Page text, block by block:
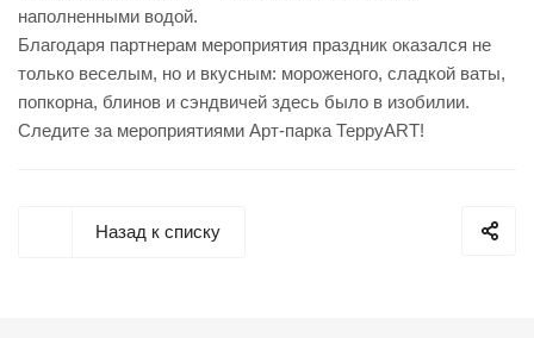
наполненными водой.
Благодаря партнерам мероприятия праздник оказался не
только веселым, но и вкусным: мороженого, сладкой ваты,
попкорна, блинов и сэндвичей здесь было в изобилии.
Следите за мероприятиями Арт-парка ТерруART!
Назад к списку